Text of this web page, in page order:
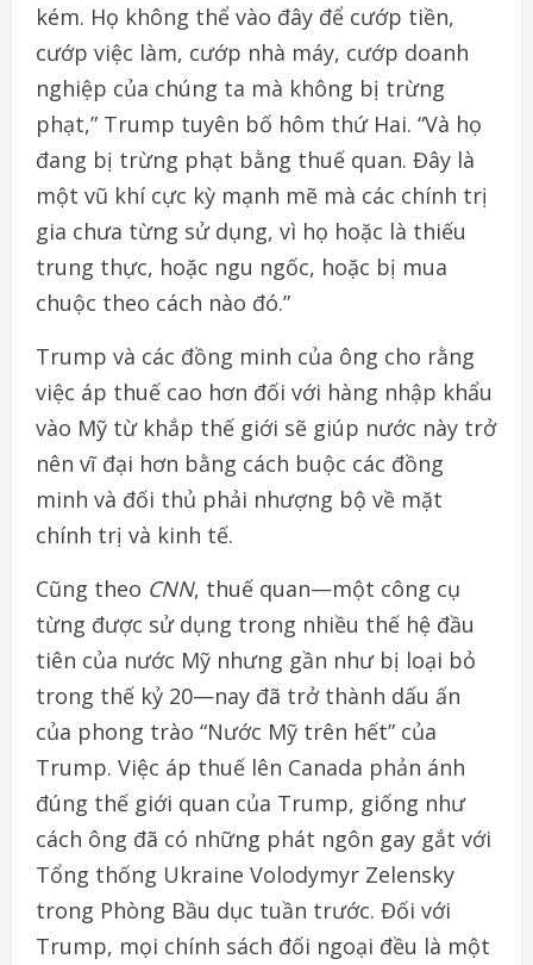
kém. Họ không thể vào đây để cướp tiền,
cướp việc làm, cướp nhà máy, cướp doanh
nghiệp của chúng ta mà không bị trừng
phạt,” Trump tuyên bố hôm thứ Hai. “Và họ
đang bị trừng phạt bằng thuế quan. Đây là
một vũ khí cực kỳ mạnh mẽ mà các chính trị
gia chưa từng sử dụng, vì họ hoặc là thiếu
trung thực, hoặc ngu ngốc, hoặc bị mua
chuộc theo cách nào đó.”
Trump và các đồng minh của ông cho rằng
việc áp thuế cao hơn đối với hàng nhập khẩu
vào Mỹ từ khắp thế giới sẽ giúp nước này trở
nên vĩ đại hơn bằng cách buộc các đồng
minh và đối thủ phải nhượng bộ về mặt
chính trị và kinh tế.
Cũng theo CNN, thuế quan—một công cụ
từng được sử dụng trong nhiều thế hệ đầu
tiên của nước Mỹ nhưng gần như bị loại bỏ
trong thế kỷ 20—nay đã trở thành dấu ấn
của phong trào “Nước Mỹ trên hết” của
Trump. Việc áp thuế lên Canada phản ánh
đúng thế giới quan của Trump, giống như
cách ông đã có những phát ngôn gay gắt với
Tổng thống Ukraine Volodymyr Zelensky
trong Phòng Bầu dục tuần trước. Đối với
Trump, mọi chính sách đối ngoại đều là một